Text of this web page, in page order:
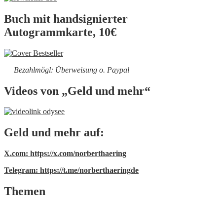
Buch mit handsignierter
Autogrammkarte, 10€
Bezahlmögl: Überweisung o. Paypal
Videos von „Geld und mehr“
Geld und mehr auf:
X.com: https://x.com/norberthaering
Telegram: https://t.me/norberthaeringde
Themen